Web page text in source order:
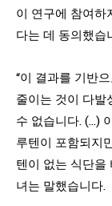
이 연구에 참여하
다는 데 동의했습
“이 결과를 기반
줄이는 것이 다발
수 없습니다. (…)
루텐이 포함되지
텐이 없는 식단을
녀는 말했습니다.